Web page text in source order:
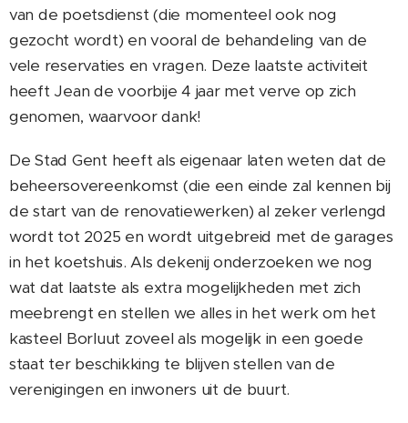
van de poetsdienst (die momenteel ook nog
gezocht wordt) en vooral de behandeling van de
vele reservaties en vragen. Deze laatste activiteit
heeft Jean de voorbije 4 jaar met verve op zich
genomen, waarvoor dank!
De Stad Gent heeft als eigenaar laten weten dat de
beheersovereenkomst (die een einde zal kennen bij
de start van de renovatiewerken) al zeker verlengd
wordt tot 2025 en wordt uitgebreid met de garages
in het koetshuis. Als dekenij onderzoeken we nog
wat dat laatste als extra mogelijkheden met zich
meebrengt en stellen we alles in het werk om het
kasteel Borluut zoveel als mogelijk in een goede
staat ter beschikking te blijven stellen van de
verenigingen en inwoners uit de buurt.